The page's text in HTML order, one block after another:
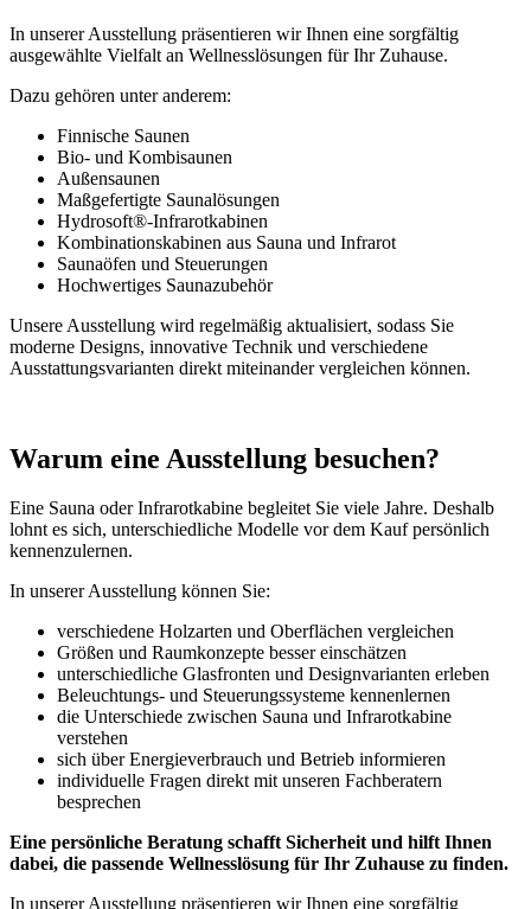
In unserer Ausstellung präsentieren wir Ihnen eine sorgfältig
ausgewählte Vielfalt an Wellnesslösungen für Ihr Zuhause.
Dazu gehören unter anderem:
Finnische Saunen
Bio- und Kombisaunen
Außensaunen
Maßgefertigte Saunalösungen
Hydrosoft®-Infrarotkabinen
Kombinationskabinen aus Sauna und Infrarot
Saunaöfen und Steuerungen
Hochwertiges Saunazubehör
Unsere Ausstellung wird regelmäßig aktualisiert, sodass Sie
moderne Designs, innovative Technik und verschiedene
Ausstattungsvarianten direkt miteinander vergleichen können.
Warum eine Ausstellung besuchen?
Eine Sauna oder Infrarotkabine begleitet Sie viele Jahre. Deshalb
lohnt es sich, unterschiedliche Modelle vor dem Kauf persönlich
kennenzulernen.
In unserer Ausstellung können Sie:
verschiedene Holzarten und Oberflächen vergleichen
Größen und Raumkonzepte besser einschätzen
unterschiedliche Glasfronten und Designvarianten erleben
Beleuchtungs- und Steuerungssysteme kennenlernen
die Unterschiede zwischen Sauna und Infrarotkabine
verstehen
sich über Energieverbrauch und Betrieb informieren
individuelle Fragen direkt mit unseren Fachberatern
besprechen
Eine persönliche Beratung schafft Sicherheit und hilft Ihnen
dabei, die passende Wellnesslösung für Ihr Zuhause zu finden.
In unserer Ausstellung präsentieren wir Ihnen eine sorgfältig